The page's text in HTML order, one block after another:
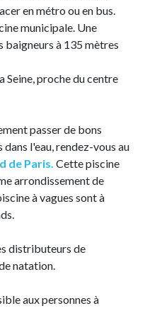
en métro ou en bus.
municipale. Une
à 135 mètres
Seine, proche du centre
passer de bons
l'eau, rendez-vous au
de Paris. Cette piscine
arrondissement de
à vagues sont à
distributeurs de
natation.
aux personnes à